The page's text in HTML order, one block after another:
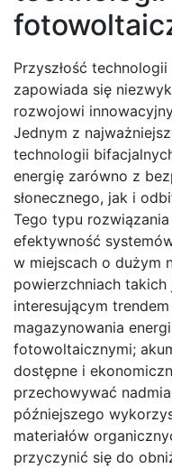
Przyszłość
zapowiada się
rozwojowi
Jednym z
technologii
energię zarówno z
słonecznego, jak i
Tego typu
efektywność
w miejscach o dużym
powierzchniach takich
interesującym
magazynowania
fotowoltaicznymi;
dostępne i
przechowywać
późniejszego
materiałów
przyczynić się do